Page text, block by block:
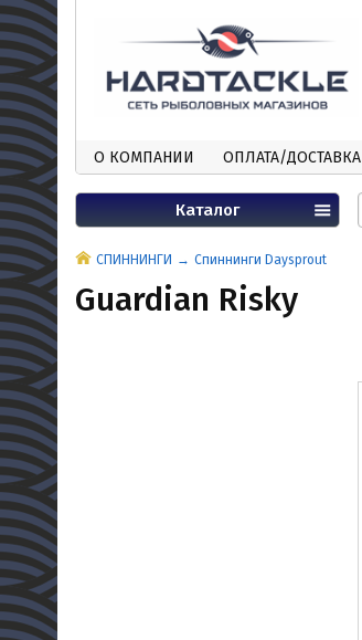
О КОМПАНИИ ОПЛАТА/ДОСТАВКА
Каталог
СПИННИНГИ Спиннинги Daysprout
Guardian Risky